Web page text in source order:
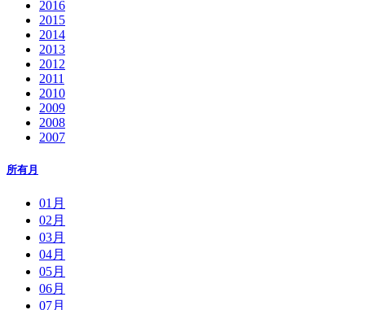
2016
2015
2014
2013
2012
2011
2010
2009
2008
2007
所有月
01月
02月
03月
04月
05月
06月
07月